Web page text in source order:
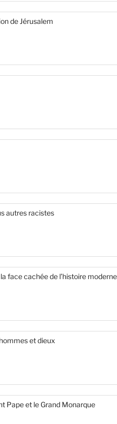
de Jérusalem
autres racistes
face cachée de l’histoire moderne
et dieux
Pape et le Grand Monarque